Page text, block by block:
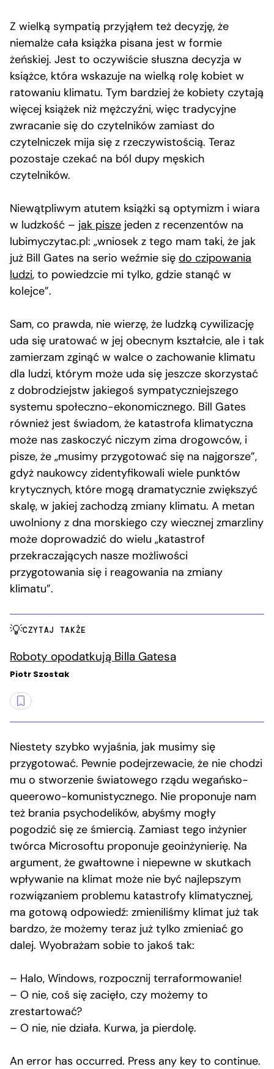
Z wielką sympatią przyjąłem też decyzję, że
niemalże cała książka pisana jest w formie
żeńskiej. Jest to oczywiście słuszna decyzja w
książce, która wskazuje na wielką rolę kobiet w
ratowaniu klimatu. Tym bardziej że kobiety czytają
więcej książek niż mężczyźni, więc tradycyjne
zwracanie się do czytelników zamiast do
czytelniczek mija się z rzeczywistością. Teraz
pozostaje czekać na ból dupy męskich
czytelników.
Niewątpliwym atutem książki są optymizm i wiara
w ludzkość – jak pisze jeden z recenzentów na
lubimyczytac.pl: „wniosek z tego mam taki, że jak
już Bill Gates na serio weźmie się do czipowania
ludzi, to powiedzcie mi tylko, gdzie stanąć w
kolejce”.
Sam, co prawda, nie wierzę, że ludzką cywilizację
uda się uratować w jej obecnym kształcie, ale i tak
zamierzam zginąć w walce o zachowanie klimatu
dla ludzi, którym może uda się jeszcze skorzystać
z dobrodziejstw jakiegoś sympatyczniejszego
systemu społeczno-ekonomicznego. Bill Gates
również jest świadom, że katastrofa klimatyczna
może nas zaskoczyć niczym zima drogowców, i
pisze, że „musimy przygotować się na najgorsze”,
gdyż naukowcy zidentyfikowali wiele punktów
krytycznych, które mogą dramatycznie zwiększyć
skalę, w jakiej zachodzą zmiany klimatu. A metan
uwolniony z dna morskiego czy wiecznej zmarzliny
może doprowadzić do wielu „katastrof
przekraczających nasze możliwości
przygotowania się i reagowania na zmiany
klimatu”.
CZYTAJ TAKŻE
Roboty opodatkują Billa Gatesa
Piotr Szostak
Niestety szybko wyjaśnia, jak musimy się
przygotować. Pewnie podejrzewacie, że nie chodzi
mu o stworzenie światowego rządu wegańsko-
queerowo-komunistycznego. Nie proponuje nam
też brania psychodelików, abyśmy mogły
pogodzić się ze śmiercią. Zamiast tego inżynier
twórca Microsoftu proponuje geoinżynierię. Na
argument, że gwałtowne i niepewne w skutkach
wpływanie na klimat może nie być najlepszym
rozwiązaniem problemu katastrofy klimatycznej,
ma gotową odpowiedź: zmieniliśmy klimat już tak
bardzo, że możemy teraz już tylko zmieniać go
dalej. Wyobrażam sobie to jakoś tak:
– Halo, Windows, rozpocznij terraformowanie!
– O nie, coś się zacięło, czy możemy to
zrestartować?
– O nie, nie działa. Kurwa, ja pierdolę.
An error has occurred. Press any key to continue.